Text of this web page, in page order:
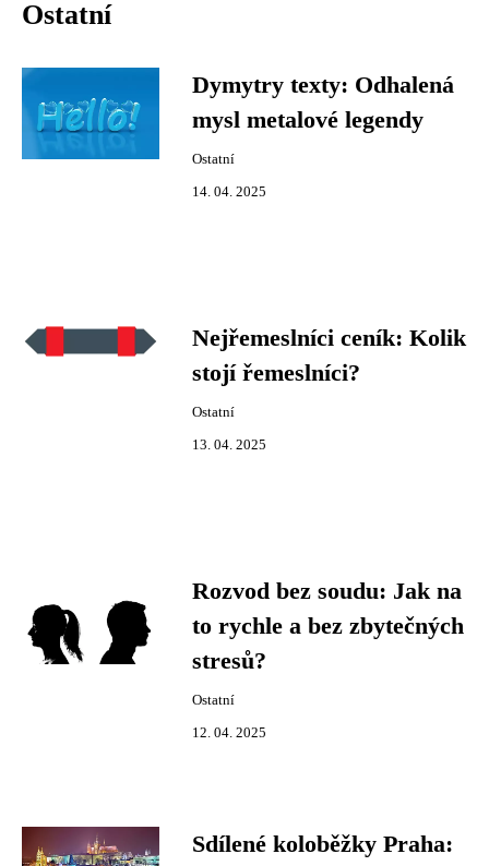
Ostatní
Dymytry texty: Odhalená
mysl metalové legendy
Ostatní
14. 04. 2025
Nejřemeslníci ceník: Kolik
stojí řemeslníci?
Ostatní
13. 04. 2025
Rozvod bez soudu: Jak na
to rychle a bez zbytečných
stresů?
Ostatní
12. 04. 2025
Sdílené koloběžky Praha: